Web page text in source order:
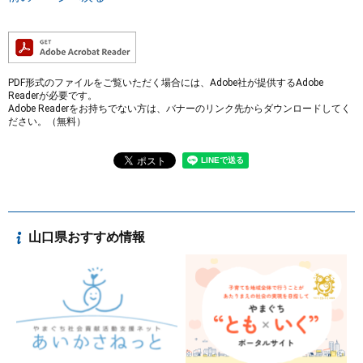
PDF形式のファイルをご覧いただく場合には、Adobe社が提供するAdobe
Readerが必要です。
Adobe Readerをお持ちでない方は、バナーのリンク先からダウンロードしてく
ださい。（無料）
山口県おすすめ情報